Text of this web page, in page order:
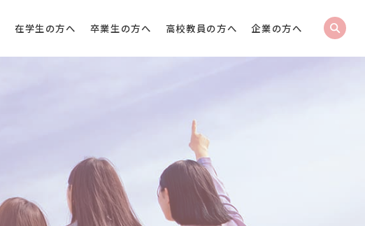
在学生の方へ 卒業生の方へ 高校教員の方へ 企業の方へ